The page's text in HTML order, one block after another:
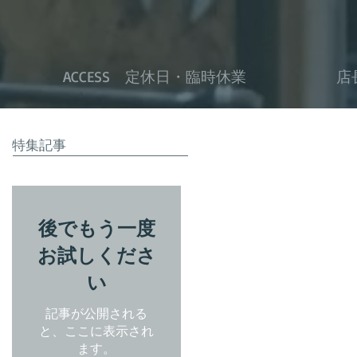
ACCESS 定休日・臨時休業 店
特集記事
後でもう一度
お試しくださ
い
記事が公開される
と、ここに表示され
ます。